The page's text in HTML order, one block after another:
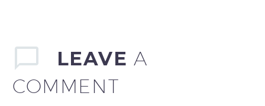
LEAVE A
COMMENT